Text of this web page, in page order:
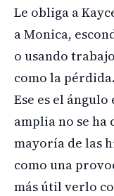
Le obliga a
a Monica,
o usando
como la pérdida.
Ese es el
amplia no se ha
mayoría de las
como una
más útil verlo